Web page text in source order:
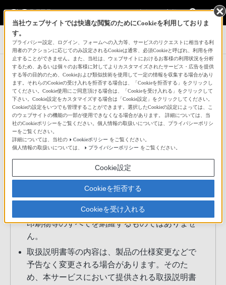
法人のお客様
業務用ディスプレイ・テレビ[法人向け] ブラビア
取扱説明書・寸法図・仕様書
FW-EZ20Lシリーズ
FW-55EZ20L、FW-50EZ20L、FW-43EZ20L
本ダウンロードサービスは、以下の「注意事項」をご確
認の上、ご利用ください。
ソニー製品取扱説明書ダウンロードサービス
本サービスは、ソニー製品の取扱説明書、付属
印刷物等のすべてを網羅するものではありませ
ん。
取扱説明書等の内容は、製品の仕様変更などで
予告なく変更される場合があります。そのた
め、本サービスにおいて提供される取扱説明書
当社ウェブサイトでは快適な閲覧のためにCookieを利用しておりま
す。
プライバシー設定、ログイン、フォームへの入力等、サービスのリクエストに相当する利
用者のアクションに応じてのみ設定されるCookieは通常、必須Cookieと呼ばれ、利用を停
止することができません。また、当社は、ウェブサイトにおけるお客様の利用状況を分析
するため、あるいは個々のお客様に対してよりカスタマイズされたサービス・広告を提供
する等の目的のため、Cookieおよび類似技術を使用して一定の情報を収集する場合があり
ます。それらのCookieの受け入れを拒否する場合は、「Cookieを拒否する」をクリックし
てください。Cookie使用にご同意頂ける場合は、「Cookieを受け入れる」をクリックして
下さい。Cookie設定をカスタマイズする場合は「Cookie設定」をクリックしてください。
Cookieの設定をいつでも管理することができます。選択したCookieの設定によっては、こ
のウェブサイトの機能の一部が使用できなくなる場合があります。 詳細については、当
社のCookieポリシーをご覧ください。個人情報の取扱いについては、プライバシーポリシ
ーをご覧ください。
詳細については、当社の
Cookieポリシー をご覧ください。
個人情報の取扱いについては、
プライバシーポリシー をご覧ください。
Cookie設定
Cookieを拒否する
Cookieを受け入れる